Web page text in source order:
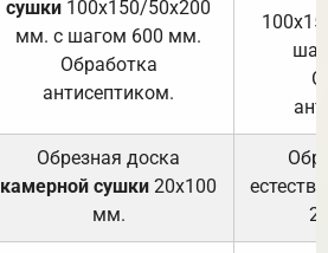
сушки 100х150/50х200
мм. с шагом 600 мм.
Обработка
антисептиком.
Обрезная доска
камерной сушки 20х100
мм.